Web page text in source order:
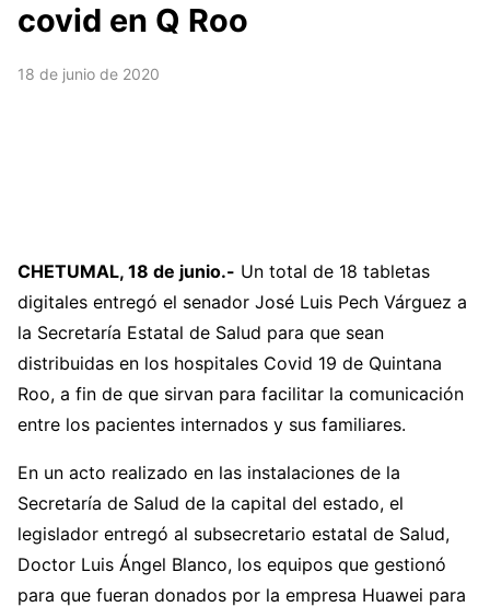
covid en Q Roo
18 de junio de 2020
CHETUMAL, 18 de junio.- Un total de 18 tabletas
digitales entregó el senador José Luis Pech Várguez a
la Secretaría Estatal de Salud para que sean
distribuidas en los hospitales Covid 19 de Quintana
Roo, a fin de que sirvan para facilitar la comunicación
entre los pacientes internados y sus familiares.
En un acto realizado en las instalaciones de la
Secretaría de Salud de la capital del estado, el
legislador entregó al subsecretario estatal de Salud,
Doctor Luis Ángel Blanco, los equipos que gestionó
para que fueran donados por la empresa Huawei para